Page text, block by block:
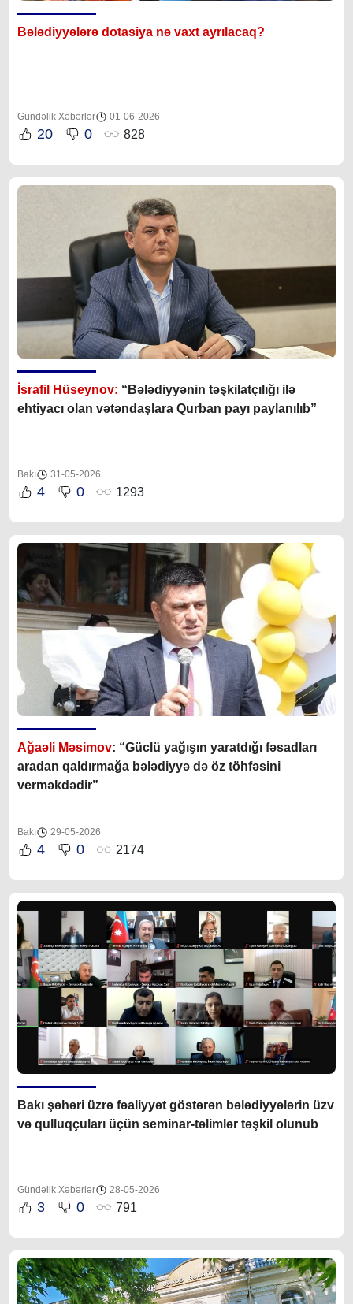
Bələdiyyələrə dotasiya nə vaxt ayrılacaq?
Gündəlik Xəbərlər 01-06-2026
20 0 828
İsrafil Hüseynov: “Bələdiyyənin təşkilatçılığı ilə
ehtiyacı olan vətəndaşlara Qurban payı paylanılıb”
Bakı 31-05-2026
4 0 1293
Ağaəli Məsimov: “Güclü yağışın yaratdığı fəsadları
aradan qaldırmağa bələdiyyə də öz töhfəsini
verməkdədir”
Bakı 29-05-2026
4 0 2174
Bakı şəhəri üzrə fəaliyyət göstərən bələdiyyələrin üzv
və qulluqçuları üçün seminar-təlimlər təşkil olunub
Gündəlik Xəbərlər 28-05-2026
3 0 791